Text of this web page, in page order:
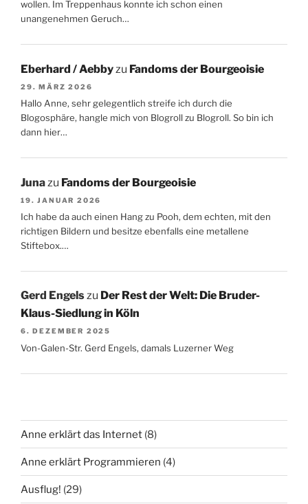
wollen. Im Treppenhaus konnte ich schon einen
unangenehmen Geruch…
Eberhard / Aebby zu Fandoms der Bourgeoisie
29. MÄRZ 2026
Hallo Anne, sehr gelegentlich streife ich durch die
Blogosphäre, hangle mich von Blogroll zu Blogroll. So bin ich
dann hier…
Juna zu Fandoms der Bourgeoisie
19. JANUAR 2026
Ich habe da auch einen Hang zu Pooh, dem echten, mit den
richtigen Bildern und besitze ebenfalls eine metallene
Stiftebox.…
Gerd Engelszu Der Rest der Welt: Die Bruder-
Klaus-Siedlung in Köln
6. DEZEMBER 2025
Von-Galen-Str. Gerd Engels, damals Luzerner Weg
Anne erklärt das Internet (8)
Anne erklärt Programmieren (4)
Ausflug! (29)